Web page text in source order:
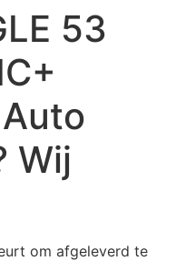
53
Wij
om afgeleverd te